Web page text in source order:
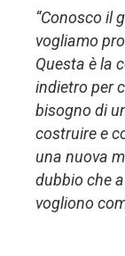
“Conosco il
vogliamo
Questa è la
indietro per
bisogno di
costruire e
una nuova
dubbio che
vogliono